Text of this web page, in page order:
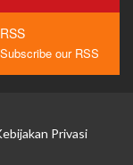
RSS
Subscribe our RSS
Privasi